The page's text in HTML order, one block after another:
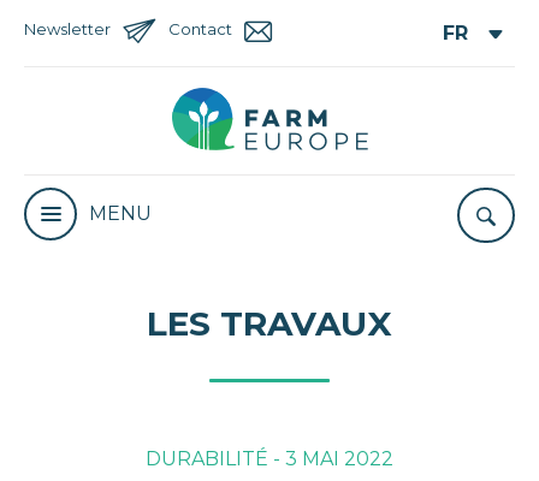
Newsletter Contact
MENU
LES TRAVAUX
DURABILITÉ - 3 MAI 2022